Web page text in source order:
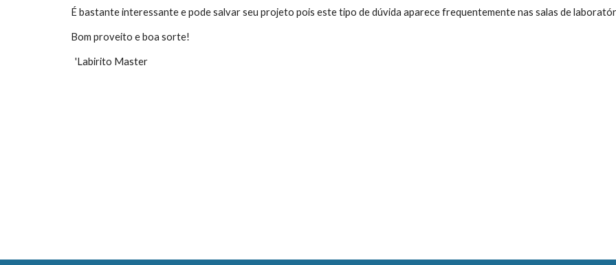
É bastante interessante e pode salvar seu projeto pois este tipo de dúvida aparece frequentemente nas salas de
Bom proveito e boa sorte!
  'Labirito Master